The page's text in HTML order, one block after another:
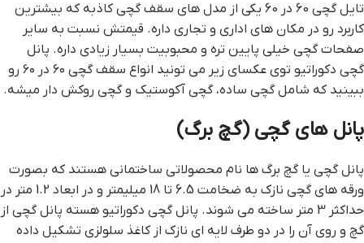
تایل گچی 60 در 60 یکی از مدل های سقف گچی کاذبه که بیشترین
کاربرد رو در مکان های اداری و تجاری داره. قیمتش نسبت به سایر
صفحات گچی خیلی پایین تره و محبوبیت بسیار زیادی داره. پانل
گچی دکوراتیو توی عکسای زیر می تونید انواع سقف گچی ۶۰ در ۶۰ رو
ببینید که شامل گچی ساده، گچی آکوستیک و گچی روکش دار میشه.
پانل های گچی (گچ برگ)
پانل گچی یا گچ برگ ها نام محصولاتی ساختمانی هستند که بصورت
ورقه های گچی نازک به ضخامت 6.5 تا 18 میلیمتر و در ابعاد 1.2 متر در
حداکثر 3 متر ساخته می شوند. پانل گچی دکوراتیو هسته پانل گچی از
گچ و روی آن را در دو طرف لایه ای نازک از کاغذ سلولزی تشکیل داده